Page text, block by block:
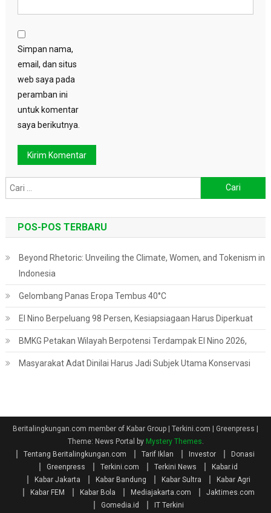
Simpan nama,
email, dan situs
web saya pada
peramban ini
untuk komentar
saya berikutnya.
untuk:
POS-POS TERBARU
Beyond Rhetoric: Unveiling the Climate, Women, and Tokenism in
Indonesia
Gelombang Panas Eropa Tembus 40°C
El Nino Berpeluang 98 Persen, Kesiapsiagaan Harus Diperkuat
BMKG Petakan Wilayah Berpotensi Terdampak El Nino 2026,
Masyarakat Adat Dinilai Harus Jadi Subjek Utama Konservasi
Beritalingkungan.com member of Kabar Group | Terkini.com | Greenpress |
Theme: News Portal by Mystery Themes
Tentang Beritalingkungan.com
Tarif Iklan Investor
Donasi
Greenpress
Terkini.com Terkini News
Kabar.id
Kabar Jakarta
Kabar Bandung Kabar Sultra
Kabar Agri
Kabar FEM
Kabar Bola Mediajakarta.com
Jaktimes.com
Gomedia.id
IT Terkini